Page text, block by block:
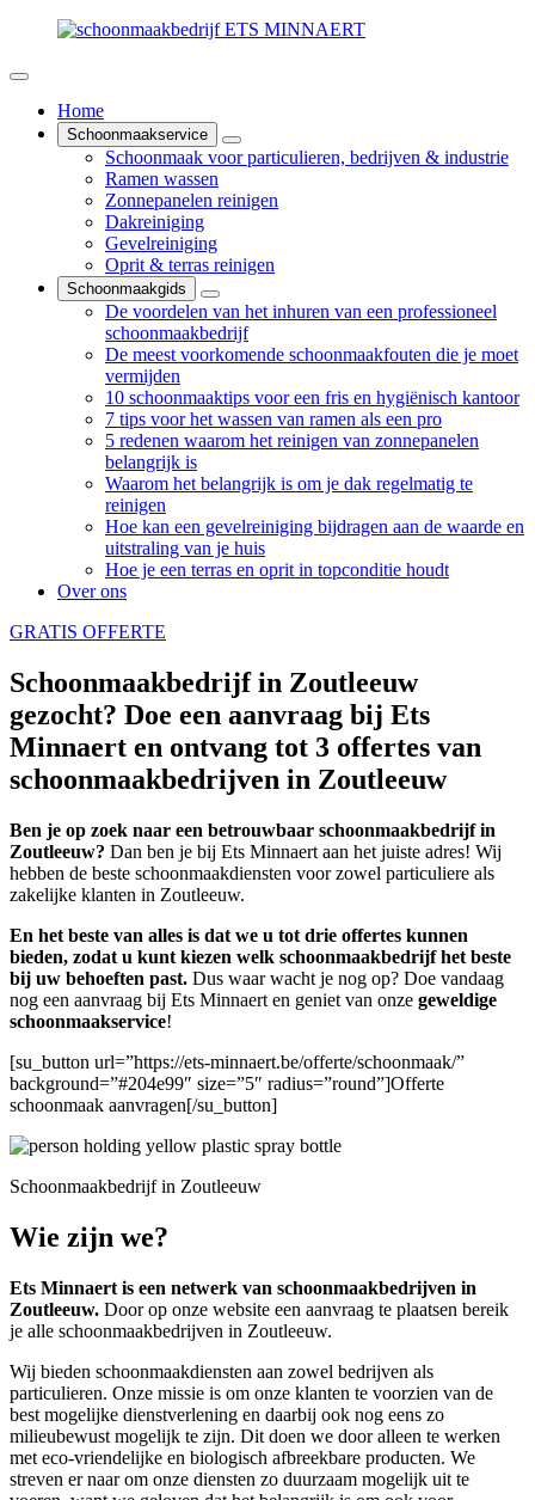
Home
Schoonmaakservice
Schoonmaak voor particulieren, bedrijven & industrie
Ramen wassen
Zonnepanelen reinigen
Dakreiniging
Gevelreiniging
Oprit & terras reinigen
Schoonmaakgids
De voordelen van het inhuren van een professioneel
schoonmaakbedrijf
De meest voorkomende schoonmaakfouten die je moet
vermijden
10 schoonmaaktips voor een fris en hygiënisch kantoor
7 tips voor het wassen van ramen als een pro
5 redenen waarom het reinigen van zonnepanelen
belangrijk is
Waarom het belangrijk is om je dak regelmatig te
reinigen
Hoe kan een gevelreiniging bijdragen aan de waarde en
uitstraling van je huis
Hoe je een terras en oprit in topconditie houdt
Over ons
GRATIS OFFERTE
Schoonmaakbedrijf in Zoutleeuw
gezocht? Doe een aanvraag bij Ets
Minnaert en ontvang tot 3 offertes van
schoonmaakbedrijven in Zoutleeuw
Ben je op zoek naar een betrouwbaar schoonmaakbedrijf in
Zoutleeuw? Dan ben je bij Ets Minnaert aan het juiste adres! Wij
hebben de beste schoonmaakdiensten voor zowel particuliere als
zakelijke klanten in Zoutleeuw.
En het beste van alles is dat we u tot drie offertes kunnen
bieden, zodat u kunt kiezen welk schoonmaakbedrijf het beste
bij uw behoeften past. Dus waar wacht je nog op? Doe vandaag
nog een aanvraag bij Ets Minnaert en geniet van onze geweldige
schoonmaakservice!
[su_button url=”https://ets-minnaert.be/offerte/schoonmaak/”
background=”#204e99″ size=”5″ radius=”round”]Offerte
schoonmaak aanvragen[/su_button]
Schoonmaakbedrijf in Zoutleeuw
Wie zijn we?
Ets Minnaert is een netwerk van schoonmaakbedrijven in
Zoutleeuw. Door op onze website een aanvraag te plaatsen bereik
je alle schoonmaakbedrijven in Zoutleeuw.
Wij bieden schoonmaakdiensten aan zowel bedrijven als
particulieren. Onze missie is om onze klanten te voorzien van de
best mogelijke dienstverlening en daarbij ook nog eens zo
milieubewust mogelijk te zijn. Dit doen we door alleen te werken
met eco-vriendelijke en biologisch afbreekbare producten. We
streven er naar om onze diensten zo duurzaam mogelijk uit te